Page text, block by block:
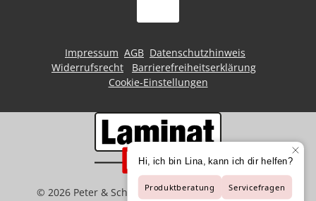
Impressum AGB Datenschutzhinweis
Widerrufsrecht
Barrierefreiheitserklärung
Cookie-Einstellungen
© 2026 Peter & Schaffart GmbH | Der Spezialist für